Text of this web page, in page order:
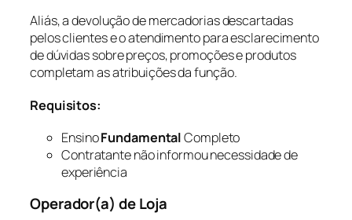
Aliás, a devolução de mercadorias descartadas
pelos clientes e o atendimento para esclarecimento
de dúvidas sobre preços, promoções e produtos
completam as atribuições da função.
Requisitos:
EnsinoFundamentalCompleto
Contratante não informou necessidade de
experiência
Operador(a) de Loja